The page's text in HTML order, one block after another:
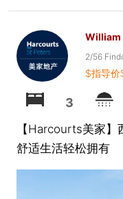
William
2/56
$指导
3
【Harcourts美家
舒适生活轻松拥有